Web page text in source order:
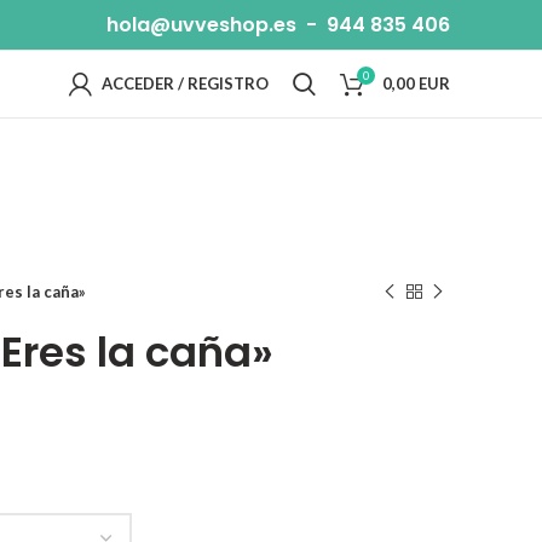
hola@uvveshop.es - 944 835 406
ACCEDER / REGISTRO 0 0,00 EUR
la caña»
la caña»